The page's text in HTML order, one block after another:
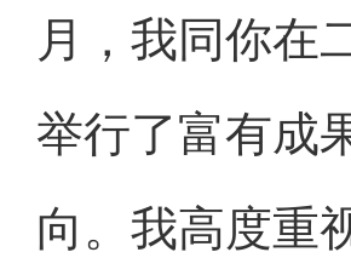
月，我同你在
举行了富有成
向。我高度重